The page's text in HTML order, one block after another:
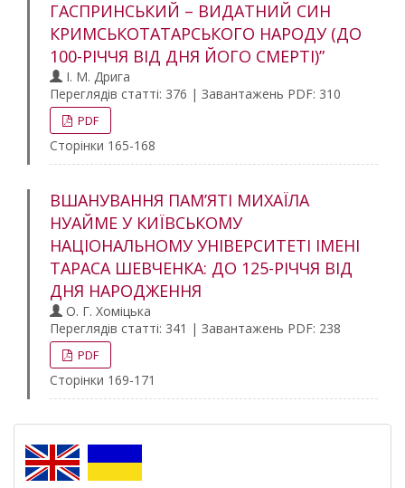
ГАСПРИНСЬКИЙ – ВИДАТНИЙ СИН
КРИМСЬКОТАТАРСЬКОГО НАРОДУ (ДО
100-РІЧЧЯ ВІД ДНЯ ЙОГО СМЕРТІ)”
І. М. Дрига
Переглядів статті: 376 | Завантажень PDF: 310
PDF
Сторінки 165-168
ВШАНУВАННЯ ПАМ’ЯТІ МИХАЇЛА
НУАЙМЕ У КИЇВСЬКОМУ
НАЦІОНАЛЬНОМУ УНІВЕРСИТЕТІ ІМЕНІ
ТАРАСА ШЕВЧЕНКА: ДО 125-РІЧЧЯ ВІД
ДНЯ НАРОДЖЕННЯ
О. Г. Хоміцька
Переглядів статті: 341 | Завантажень PDF: 238
PDF
Сторінки 169-171